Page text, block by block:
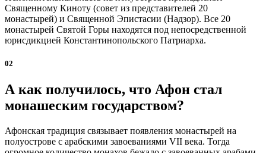
Священному Киноту (совет из представителей 20
монастырей) и Священной Эпистасии (Надзор). Все 20
монастырей Святой Горы находятся под непосредственной
юрисдикцией Константинопольского Патриарха.
02
А как получилось, что Афон стал
монашеским государством?
Афонская традиция связывает появления монастырей на
полуострове с арабскими завоеваниями VII века. Тогда